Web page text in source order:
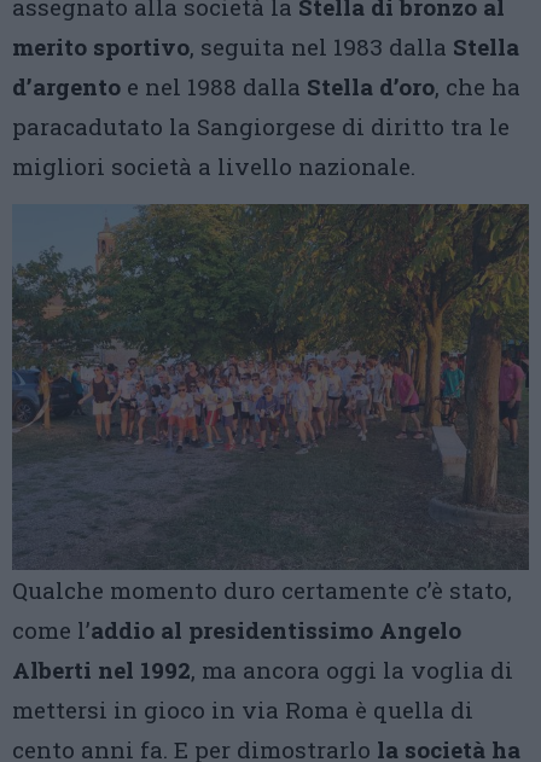
assegnato alla società la Stella di bronzo al
merito sportivo, seguita nel 1983 dalla Stella
d’argento e nel 1988 dalla Stella d’oro, che ha
paracadutato la Sangiorgese di diritto tra le
migliori società a livello nazionale.
Qualche momento duro certamente c’è stato,
come l’addio al presidentissimo Angelo
Alberti nel 1992, ma ancora oggi la voglia di
mettersi in gioco in via Roma è quella di
cento anni fa. E per dimostrarlo la società ha